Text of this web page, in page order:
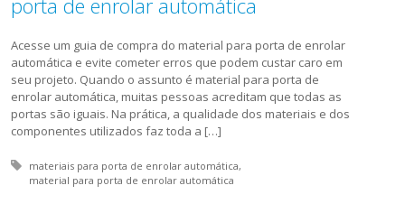
Acesse um guia de compra do material para porta de enrolar
automática e evite cometer erros que podem custar caro em
seu projeto. Quando o assunto é material para porta de
enrolar automática, muitas pessoas acreditam que todas as
portas são iguais. Na prática, a qualidade dos materiais e dos
componentes utilizados faz toda a […]
Tagged with:
materiais para porta de enrolar automática
material para porta de enrolar automática